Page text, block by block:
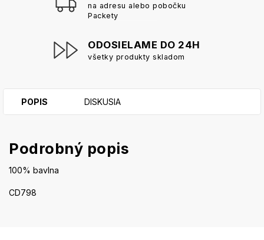
na adresu alebo pobočku
Packety
ODOSIELAME DO 24H
všetky produkty skladom
POPIS DISKUSIA
Podrobný popis
100% bavlna
CD798